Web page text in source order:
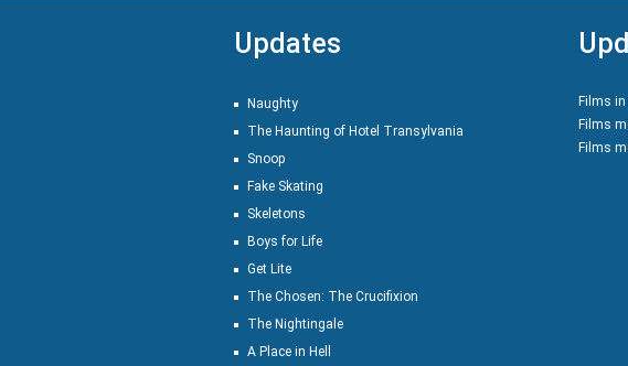
Updates
Naughty
The Haunting of Hotel Transylvania
Snoop
Fake Skating
Skeletons
Boys for Life
Get Lite
The Chosen: The Crucifixion
The Nightingale
A Place in Hell
Films
Films
Films